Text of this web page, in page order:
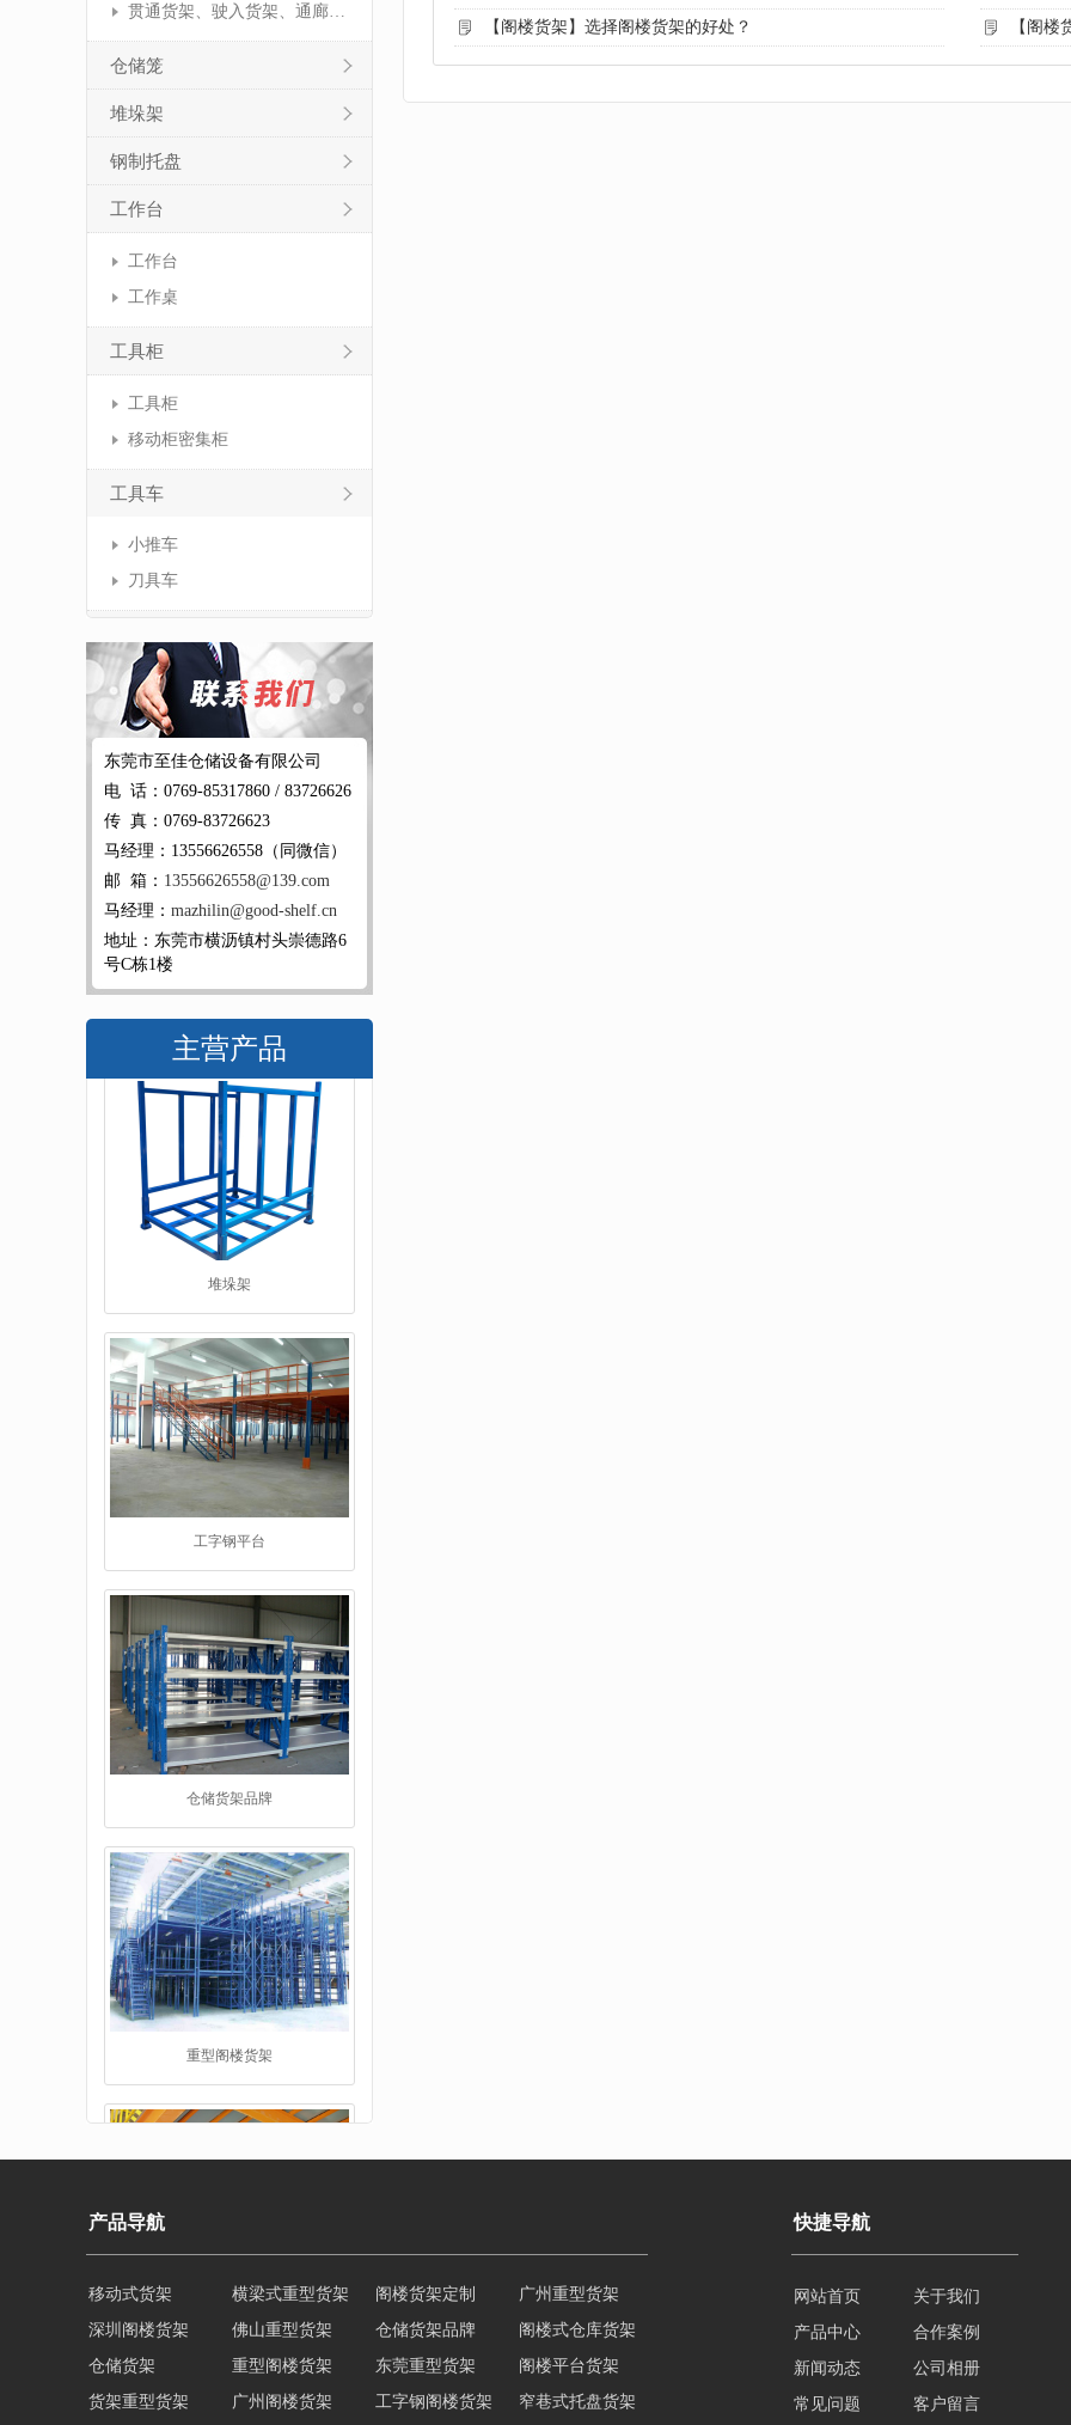
贯通货架、驶入货架、通廊货架
仓储笼
堆垛架
钢制托盘
工作台
工作台
工作桌
工具柜
工具柜
移动柜密集柜
工具车
小推车
刀具车
东莞市至佳仓储设备有限公司
电 话：0769-85317860 / 83726626
传 真：0769-83726623
马经理：13556626558（同微信）
邮 箱： 13556626558@139.com
马经理： mazhilin@good-shelf.cn
地址：东莞市横沥镇村头崇德路6
号C栋1楼
主营产品
工字钢阁楼货架
【阁楼货架】选择阁楼货架的好处？ 【阁楼
产品导航
深圳阁楼货架 佛山重型货架 仓储货架品牌
阁楼式仓库货架
仓储货架
重型阁楼货架 东莞重型货架
阁楼平台货架
货架重型货架
广州阁楼货架 工字钢阁楼货架
窄巷式托盘货架
重型仓储货架
轻量型货架 重型横梁式货架 江门重型货架
快捷导航
网站首页
关于我们
产品中心
合作案例
新闻动态
公司相册
常见问题
客户留言